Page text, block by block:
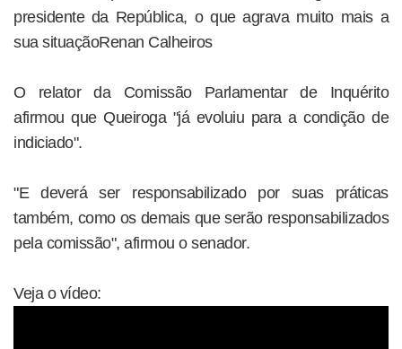
presidente da República, o que agrava muito mais a
sua situaçãoRenan Calheiros
O relator da Comissão Parlamentar de Inquérito
afirmou que Queiroga "já evoluiu para a condição de
indiciado".
"E deverá ser responsabilizado por suas práticas
também, como os demais que serão responsabilizados
pela comissão", afirmou o senador.
Veja o vídeo: